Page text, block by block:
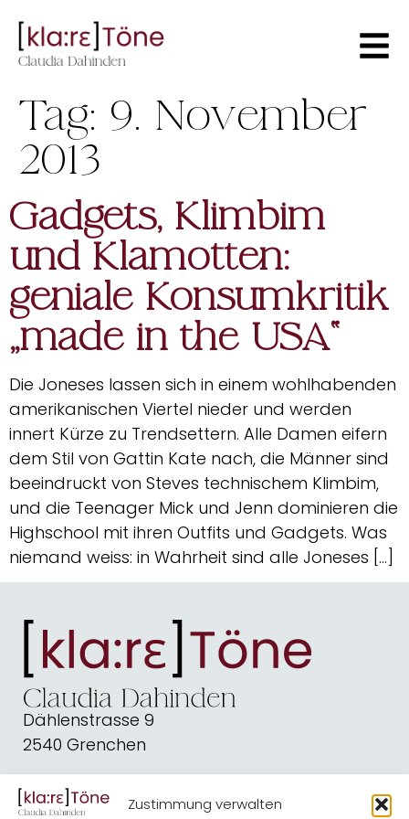
Zustimmung verwalten
Tag: 9. November
2013
Gadgets, Klimbim
und Klamotten:
geniale Konsumkritik
„made in the USA“
Die Joneses lassen sich in einem wohlhabenden
amerikanischen Viertel nieder und werden
innert Kürze zu Trendsettern. Alle Damen eifern
dem Stil von Gattin Kate nach, die Männer sind
beeindruckt von Steves technischem Klimbim,
und die Teenager Mick und Jenn dominieren die
Highschool mit ihren Outfits und Gadgets. Was
niemand weiss: in Wahrheit sind alle Joneses […]
Dählenstrasse 9
2540 Grenchen
dahindenbooks@quickline.ch